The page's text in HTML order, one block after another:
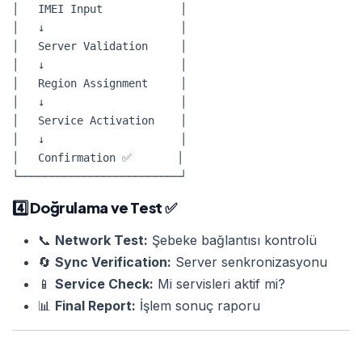
│   IMEI Input            │
│   ↓                     │
│   Server Validation     │
│   ↓                     │
│   Region Assignment     │
│   ↓                     │
│   Service Activation    │
│   ↓                     │
│   Confirmation ✅       │
4️⃣Doğrulama ve Test✅
📞 Network Test: Şebeke bağlantısı kontrolü
🔄 Sync Verification: Server senkronizasyonu
📱 Service Check: Mi servisleri aktif mi?
📊 Final Report: İşlem sonuç raporu